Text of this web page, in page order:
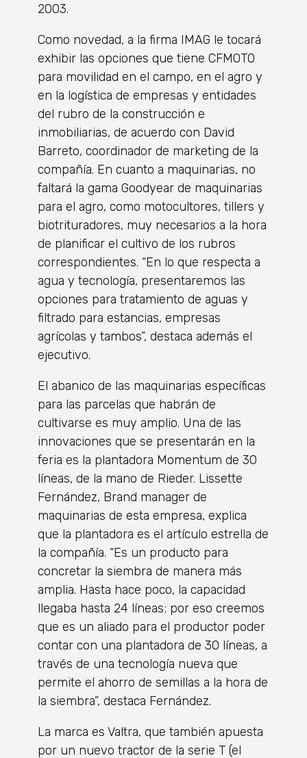
2003.
Como novedad, a la firma IMAG le tocará
exhibir las opciones que tiene CFMOTO
para movilidad en el campo, en el agro y
en la logística de empresas y entidades
del rubro de la construcción e
inmobiliarias, de acuerdo con David
Barreto, coordinador de marketing de la
compañía. En cuanto a maquinarias, no
faltará la gama Goodyear de maquinarias
para el agro, como motocultores, tillers y
biotrituradores, muy necesarios a la hora
de planificar el cultivo de los rubros
correspondientes. “En lo que respecta a
agua y tecnología, presentaremos las
opciones para tratamiento de aguas y
filtrado para estancias, empresas
agrícolas y tambos”, destaca además el
ejecutivo.
El abanico de las maquinarias específicas
para las parcelas que habrán de
cultivarse es muy amplio. Una de las
innovaciones que se presentarán en la
feria es la plantadora Momentum de 30
líneas, de la mano de Rieder. Lissette
Fernández, Brand manager de
maquinarias de esta empresa, explica
que la plantadora es el artículo estrella de
la compañía. “Es un producto para
concretar la siembra de manera más
amplia. Hasta hace poco, la capacidad
llegaba hasta 24 líneas; por eso creemos
que es un aliado para el productor poder
contar con una plantadora de 30 líneas, a
través de una tecnología nueva que
permite el ahorro de semillas a la hora de
la siembra”, destaca Fernández.
La marca es Valtra, que también apuesta
por un nuevo tractor de la serie T (el